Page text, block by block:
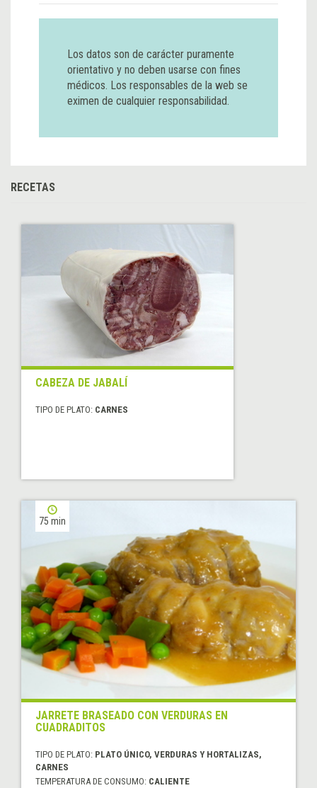
Los datos son de carácter puramente
orientativo y no deben usarse con fines
médicos. Los responsables de la web se
eximen de cualquier responsabilidad.
RECETAS
CABEZA DE JABALÍ
TIPO DE PLATO: CARNES
75 min
JARRETE BRASEADO CON VERDURAS EN
CUADRADITOS
TIPO DE PLATO: PLATO ÚNICO, VERDURAS Y HORTALIZAS,
CARNES
TEMPERATURA DE CONSUMO: CALIENTE